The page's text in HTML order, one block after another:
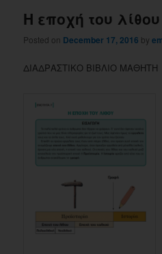
Η εποχή του λίθου
Posted on December 17, 2016 by
ΔΙΑΔΡΑΣΤΙΚΟ ΒΙΒΛΙΟ ΜΑΘΗΤΗ